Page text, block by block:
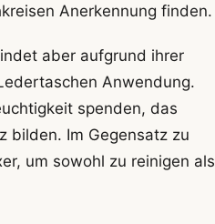
Anerkennung finden.
aber aufgrund ihrer
Anwendung.
spenden, das
bilden. Im Gegensatz zu
um sowohl zu reinigen als